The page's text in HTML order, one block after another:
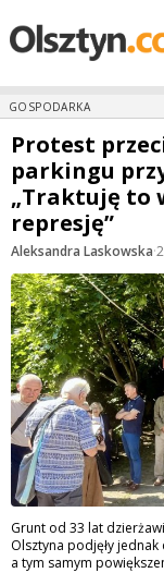
GOSPODARKA
Protest
parkingu
„Traktuję to
represję”
Aleksandra Laskowska·
Grunt od 33 lat
Olsztyna podjęły
a tym samym